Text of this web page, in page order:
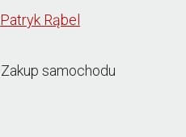
Patryk Rąbel
Zakup samochodu